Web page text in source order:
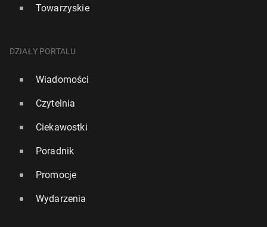
Towarzyskie
DZIAŁY PORTALU
Wiadomości
Czytelnia
Ciekawostki
Poradnik
Promocje
Wydarzenia